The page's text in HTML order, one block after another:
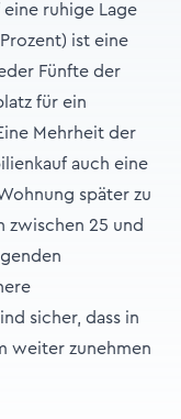
eine ruhige Lage
ist eine
Fünfte der
für ein
Mehrheit der
auch eine
später zu
zwischen 25 und
sicher, dass in
weiter zunehmen